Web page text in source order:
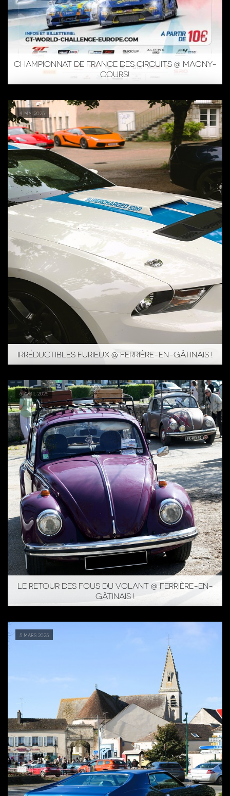
CHAMPIONNAT DE FRANCE DES CIRCUITS @ MAGNY-
COURS!
4 mai 2025
IRRÉDUCTIBLES FURIEUX @ FERRIÈRE-EN-GÂTINAIS !
6 avril 2025
LE RETOUR DES FOUS DU VOLANT @ FERRIÈRE-EN-
GÂTINAIS !
5 mars 2025